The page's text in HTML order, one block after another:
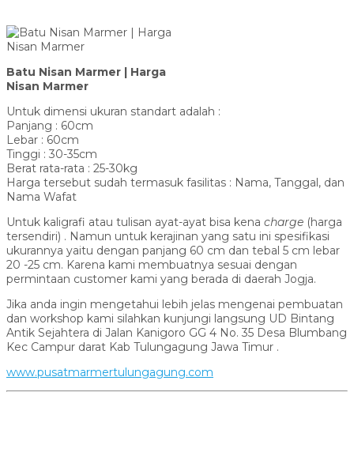
Batu Nisan Marmer | Harga
Nisan Marmer
Untuk dimensi ukuran standart adalah :
Panjang : 60cm
Lebar : 60cm
Tinggi : 30-35cm
Berat rata-rata : 25-30kg
Harga tersebut sudah termasuk fasilitas : Nama, Tanggal, dan
Nama Wafat
Untuk kaligrafi atau tulisan ayat-ayat bisa kena charge (harga
tersendiri) . Namun untuk kerajinan yang satu ini spesifikasi
ukurannya yaitu dengan panjang 60 cm dan tebal 5 cm lebar
20 -25 cm. Karena kami membuatnya sesuai dengan
permintaan customer kami yang berada di daerah Jogja.
Jika anda ingin mengetahui lebih jelas mengenai pembuatan
dan workshop kami silahkan kunjungi langsung UD Bintang
Antik Sejahtera di Jalan Kanigoro GG 4 No. 35 Desa Blumbang
Kec Campur darat Kab Tulungagung Jawa Timur .
www.pusatmarmertulungagung.com